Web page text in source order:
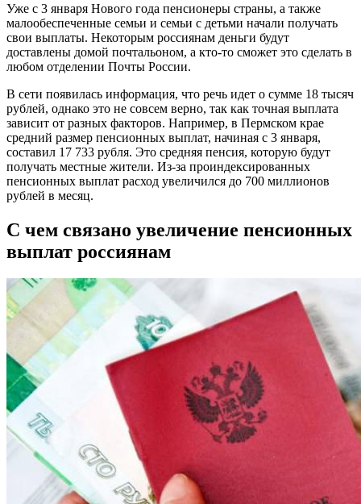
Уже с 3 января Нового года пенсионеры страны, а также
малообеспеченные семьи и семьи с детьми начали получать
свои выплаты. Некоторым россиянам деньги будут
доставлены домой почтальоном, а кто-то сможет это сделать в
любом отделении Почты России.
В сети появилась информация, что речь идет о сумме 18 тысяч
рублей, однако это не совсем верно, так как точная выплата
зависит от разных факторов. Например, в Пермском крае
средний размер пенсионных выплат, начиная с 3 января,
составил 17 733 рубля. Это средняя пенсия, которую будут
получать местные жители. Из-за проиндексированных
пенсионных выплат расход увеличился до 700 миллионов
рублей в месяц.
С чем связано увеличение пенсионных
выплат россиянам